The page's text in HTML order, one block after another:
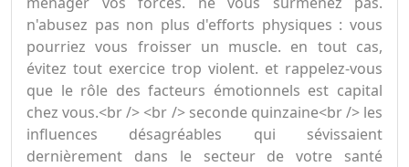
n'abusez pas non plus d'efforts physiques : vous
pourriez vous froisser un muscle. en tout cas,
évitez tout exercice trop violent. et rappelez-vous
que le rôle des facteurs émotionnels est capital
chez vous.<br /> <br /> seconde quinzaine<br /> les
influences désagréables qui sévissaient
dernièrement dans le secteur de votre santé